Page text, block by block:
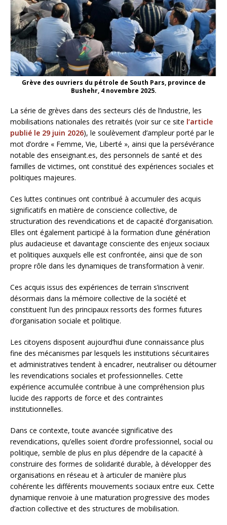
Grève des ouvriers du pétrole de South Pars, province de
Bushehr, 4 novembre 2025.
La série de grèves dans des secteurs clés de l’industrie, les
mobilisations nationales des retraités (voir sur ce site l’article
publié le 29 juin 2026), le soulèvement d’ampleur porté par le
mot d’ordre « Femme, Vie, Liberté », ainsi que la persévérance
notable des enseignant.es, des personnels de santé et des
familles de victimes, ont constitué des expériences sociales et
politiques majeures.
Ces luttes continues ont contribué à accumuler des acquis
significatifs en matière de conscience collective, de
structuration des revendications et de capacité d’organisation.
Elles ont également participé à la formation d’une génération
plus audacieuse et davantage consciente des enjeux sociaux
et politiques auxquels elle est confrontée, ainsi que de son
propre rôle dans les dynamiques de transformation à venir.
Ces acquis issus des expériences de terrain s’inscrivent
désormais dans la mémoire collective de la société et
constituent l’un des principaux ressorts des formes futures
d’organisation sociale et politique.
Les citoyens disposent aujourd’hui d’une connaissance plus
fine des mécanismes par lesquels les institutions sécuritaires
et administratives tendent à encadrer, neutraliser ou détourner
les revendications sociales et professionnelles. Cette
expérience accumulée contribue à une compréhension plus
lucide des rapports de force et des contraintes
institutionnelles.
Dans ce contexte, toute avancée significative des
revendications, qu’elles soient d’ordre professionnel, social ou
politique, semble de plus en plus dépendre de la capacité à
construire des formes de solidarité durable, à développer des
organisations en réseau et à articuler de manière plus
cohérente les différents mouvements sociaux entre eux. Cette
dynamique renvoie à une maturation progressive des modes
d’action collective et des structures de mobilisation.